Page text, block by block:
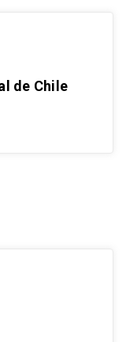
de Chile